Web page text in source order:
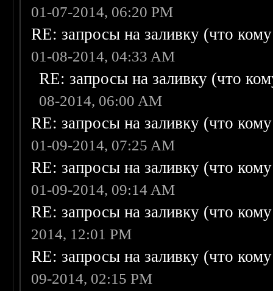
01-07-2014, 06:20 PM
RE: запросы на заливку (что
01-08-2014, 04:33 AM
RE: запросы на заливку (что
08-2014, 06:00 AM
RE: запросы на заливку (что
01-09-2014, 07:25 AM
RE: запросы на заливку (что
01-09-2014, 09:14 AM
RE: запросы на заливку (что
2014, 12:01 PM
RE: запросы на заливку (что
09-2014, 02:15 PM